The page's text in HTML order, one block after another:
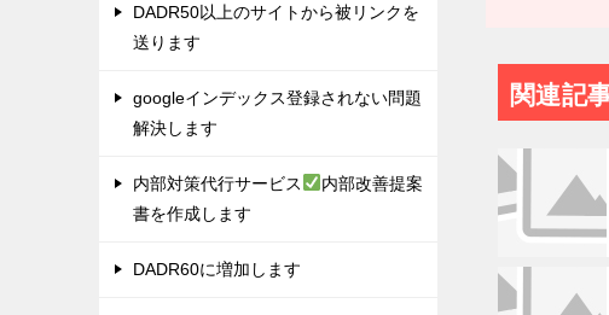
関連記
DADR50以上のサイトから被リンクを
送ります
googleインデックス登録されない問題
解決します
内部対策代行サービス
内部改善提案
書を作成します
DADR60に増加します